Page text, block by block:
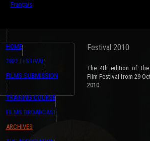
Français
HOME
2022 FESTIVAL
FILMS SUBMISSION
TRAINING COURSE
FILMS BROADCAST
ARCHIVES
Festival 2010
The 4th edition of
Film Festival from 29
2010